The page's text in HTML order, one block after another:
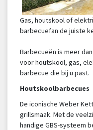
Gas, houtskool of
barbecuefan de juiste
Barbecueën is meer
voor houtskool, gas,
barbecue die bij u past.
Houtskoolbarbecues
De iconische Weber
grillsmaak. Met de
handige GBS-systeem